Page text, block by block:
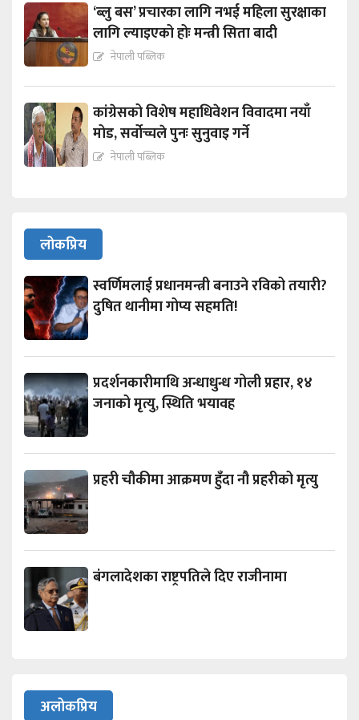
‘ब्लु बस’ प्रचारका लागि नभई महिला सुरक्षाका
लागि ल्याइएको होः मन्त्री सिता बादी
नेपाली पब्लिक
कांग्रेसको विशेष महाधिवेशन विवादमा नयाँ
मोड, सर्वोच्चले पुनः सुनुवाइ गर्ने
नेपाली पब्लिक
लोकप्रिय
स्वर्णिमलाई प्रधानमन्त्री बनाउने रविको तयारी?
दुषित थानीमा गोप्य सहमति!
प्रदर्शनकारीमाथि अन्धाधुन्ध गोली प्रहार, १४
जनाको मृत्यु, स्थिति भयावह
प्रहरी चौकीमा आक्रमण हुँदा नौ प्रहरीको मृत्यु
बंगलादेशका राष्ट्रपतिले दिए राजीनामा
अलोकप्रिय